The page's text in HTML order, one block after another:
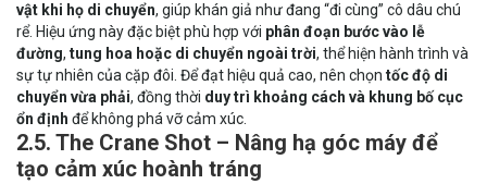
vật khi họ di chuyển, giúp khán giả như đang “đi cùng” cô dâu chú
rể. Hiệu ứng này đặc biệt phù hợp với phân đoạn bước vào lễ
đường, tung hoa hoặc di chuyển ngoài trời, thể hiện hành trình và
sự tự nhiên của cặp đôi. Để đạt hiệu quả cao, nên chọn tốc độ di
chuyển vừa phải, đồng thời duy trì khoảng cách và khung bố cục
ổn định để không phá vỡ cảm xúc.
2.5. The Crane Shot – Nâng hạ góc máy để
tạo cảm xúc hoành tráng